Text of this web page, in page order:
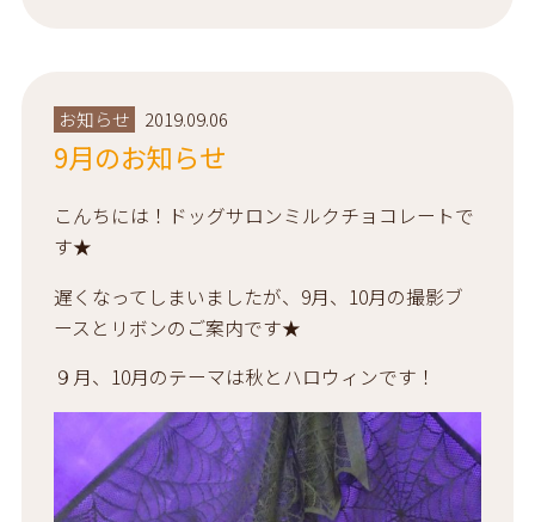
お知らせ 2019.09.06
9月のお知らせ
こんちには！ドッグサロンミルクチョコレートで
す★
遅くなってしまいましたが、9月、10月の撮影ブ
ースとリボンのご案内です★
９月、10月のテーマは秋とハロウィンです！